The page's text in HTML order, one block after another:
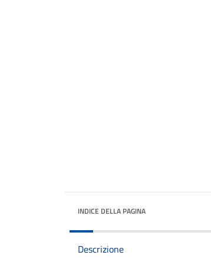
INDICE DELLA PAGINA
Descrizione